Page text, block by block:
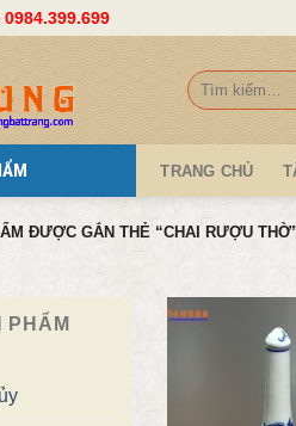
0984.399.699
Tìm
kiếm:
TRANG CHỦ
ĐƯỢC GẮN THẺ “CHAI RƯỢU
PHẨM